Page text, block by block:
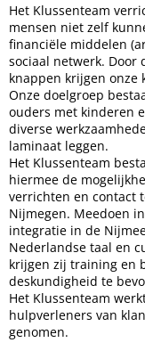
Het Klussenteam
mensen niet zelf
financiële middelen
sociaal netwerk. Door
knappen krijgen onze
Onze doelgroep
ouders met kinderen
diverse
laminaat leggen.
Het Klussenteam
hiermee de
verrichten en contact
Nijmegen. Meedoen
integratie in de
Nederlandse taal en
krijgen zij training en
deskundigheid te
Het Klussenteam
hulpverleners van
genomen.